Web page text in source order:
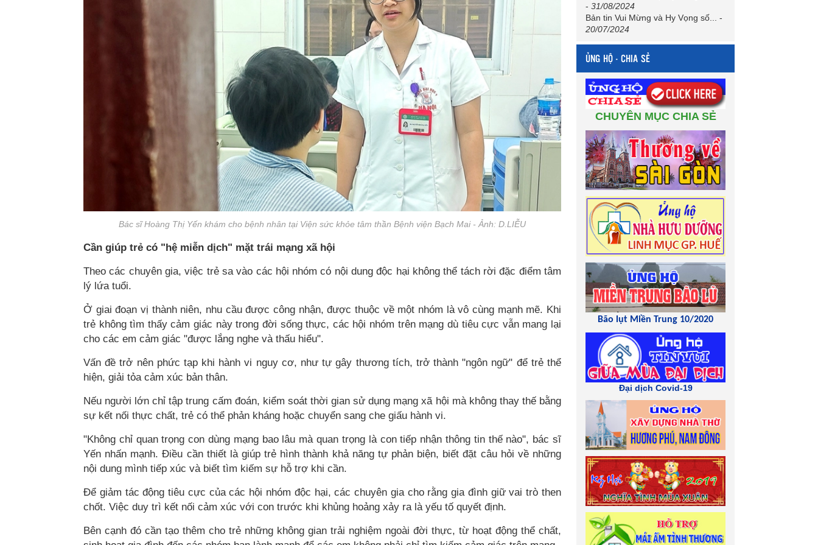
Bác sĩ Hoàng Thị Yến khám cho bệnh nhân tại Viện sức khỏe tâm thần Bệnh viện Bạch Mai - Ảnh: D.LIỄU
Cần giúp trẻ có "hệ miễn dịch" mặt trái mạng xã hội
Theo các chuyên gia, việc trẻ sa vào các hội nhóm có nội dung độc hại không thể tách rời đặc điểm tâm
lý lứa tuổi.
Ở giai đoạn vị thành niên, nhu cầu được công nhận, được thuộc về một nhóm là vô cùng mạnh mẽ. Khi
trẻ không tìm thấy cảm giác này trong đời sống thực, các hội nhóm trên mạng dù tiêu cực vẫn mang lại
cho các em cảm giác "được lắng nghe và thấu hiểu".
Vấn đề trở nên phức tạp khi hành vi nguy cơ, như tự gây thương tích, trở thành "ngôn ngữ" để trẻ thể
hiện, giải tỏa cảm xúc bản thân.
Nếu người lớn chỉ tập trung cấm đoán, kiểm soát thời gian sử dụng mạng xã hội mà không thay thế bằng
sự kết nối thực chất, trẻ có thể phản kháng hoặc chuyển sang che giấu hành vi.
"Không chỉ quan trọng con dùng mạng bao lâu mà quan trọng là con tiếp nhận thông tin thế nào", bác sĩ
Yến nhấn mạnh. Điều cần thiết là giúp trẻ hình thành khả năng tự phản biện, biết đặt câu hỏi về những
nội dung mình tiếp xúc và biết tìm kiếm sự hỗ trợ khi cần.
Để giảm tác động tiêu cực của các hội nhóm độc hại, các chuyên gia cho rằng gia đình giữ vai trò then
chốt. Việc duy trì kết nối cảm xúc với con trước khi khủng hoảng xảy ra là yếu tố quyết định.
Bên cạnh đó cần tạo thêm cho trẻ những không gian trải nghiệm ngoài đời thực, từ hoạt động thể chất,
- 31/08/2024
Bản tin Vui Mừng và Hy Vọng số...
-
20/07/2024
ỦNG HỘ - CHIA SẺ
CHUYÊN MỤC CHIA SẺ
Bão lụt Miền Trung 10/2020
Đại dịch Covid-19